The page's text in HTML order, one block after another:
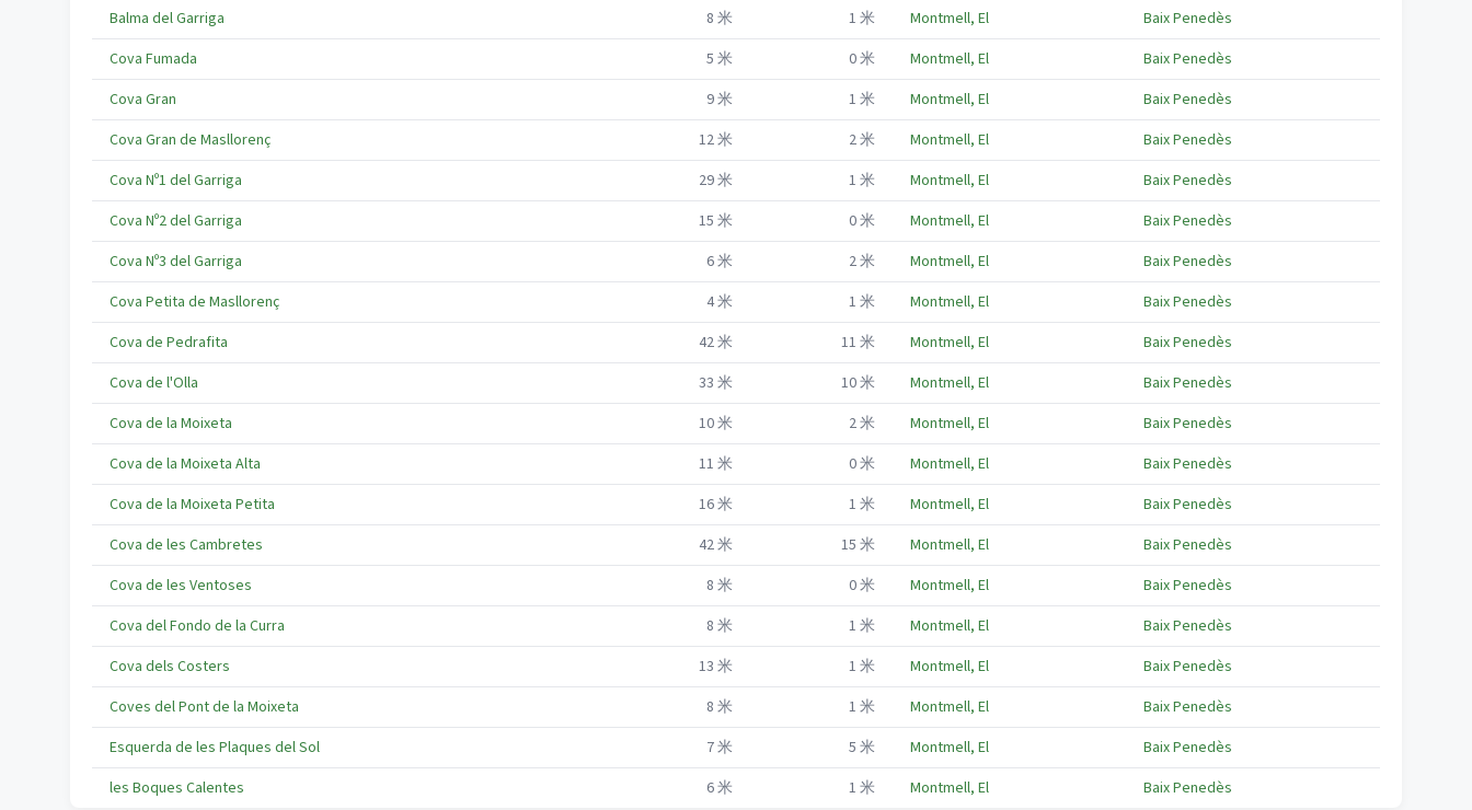
Balma del Garriga
8 米 1 米 Montmell, El
Baix Penedès
Cova Fumada
5 米 0米 Montmell, El
Baix Penedès
Cova Gran
9米 1 米 Montmell, El
Baix Penedès
Cova Gran de Masllorenç
12米 2米 Montmell, El
Baix Penedès
Cova Nº1 del Garriga
29米 1 米 Montmell, El
Baix Penedès
Cova Nº2 del Garriga
15 米 0米 Montmell, El
Baix Penedès
Cova Nº3 del Garriga
6米 2米 Montmell, El
Baix Penedès
Cova Petita de Masllorenç
4米 1 米 Montmell, El
Baix Penedès
Cova de Pedrafita
42米 11 米 Montmell, El
Baix Penedès
Cova de l'Olla
33 米 10米 Montmell, El
Baix Penedès
Cova de la Moixeta
10米 2米 Montmell, El
Baix Penedès
Cova de la Moixeta Alta
11 米 0米 Montmell, El
Baix Penedès
Cova de la Moixeta Petita
16米 1 米 Montmell, El
Baix Penedès
Cova de les Cambretes
42米 15 米 Montmell, El
Baix Penedès
Cova de les Ventoses
8 米 0米 Montmell, El
Baix Penedès
Cova del Fondo de la Curra
8 米 1 米 Montmell, El
Baix Penedès
Cova dels Costers
13 米 1 米 Montmell, El
Baix Penedès
Coves del Pont de la Moixeta
8 米 1 米 Montmell, El
Baix Penedès
Esquerda de les Plaques del Sol
7米 5 米 Montmell, El
Baix Penedès
les Boques Calentes
6米 1 米 Montmell, El Baix Penedès